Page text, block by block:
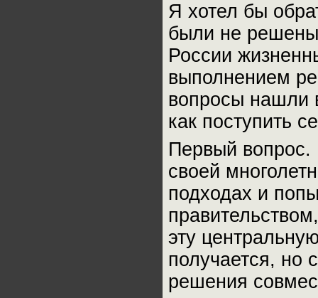
Я хотел бы
были не
России
выполнением
вопросы нашли
как поступить
Первый вопрос.
своей
подходах и
эту
получается, но
решения